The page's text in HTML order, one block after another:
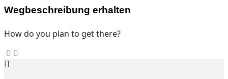
Gemeinde Hameln
MBG Hameln
Fotos
Wegbeschreibung erhalten
How do you plan to get there?